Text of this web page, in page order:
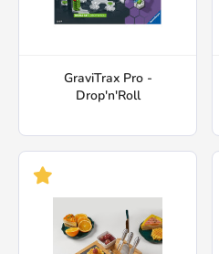
GraviTrax Pro -
Drop'n'Roll